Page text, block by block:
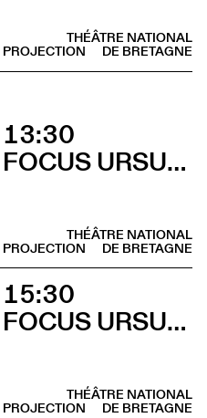
THÉÂTRE NATIONAL
DE BRETAGNE
PROJECTION
13:30
FOCUS URSULA MEIER
THÉÂTRE NATIONAL
DE BRETAGNE
PROJECTION
15:30
FOCUS URSULA MEIER
THÉÂTRE NATIONAL
DE BRETAGNE
PROJECTION